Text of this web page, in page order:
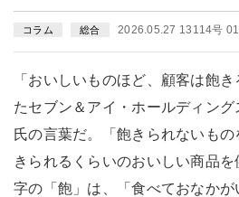
コラム 総合 2026.05.27 13114号
「おいしいものほど、顧客は飽
たセブン＆アイ・ホールディン
氏の言葉だ。「飽きられないも
きられるくらいのおいしい商品
字の「飽」は、「食べておなかが